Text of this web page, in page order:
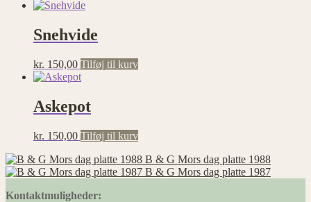
Snehvide
kr. 150,00 Tilføj til kurv
Askepot
kr. 150,00 Tilføj til kurv
B & G Mors dag platte 1988
B & G Mors dag platte 1987
Kontaktmuligheder: